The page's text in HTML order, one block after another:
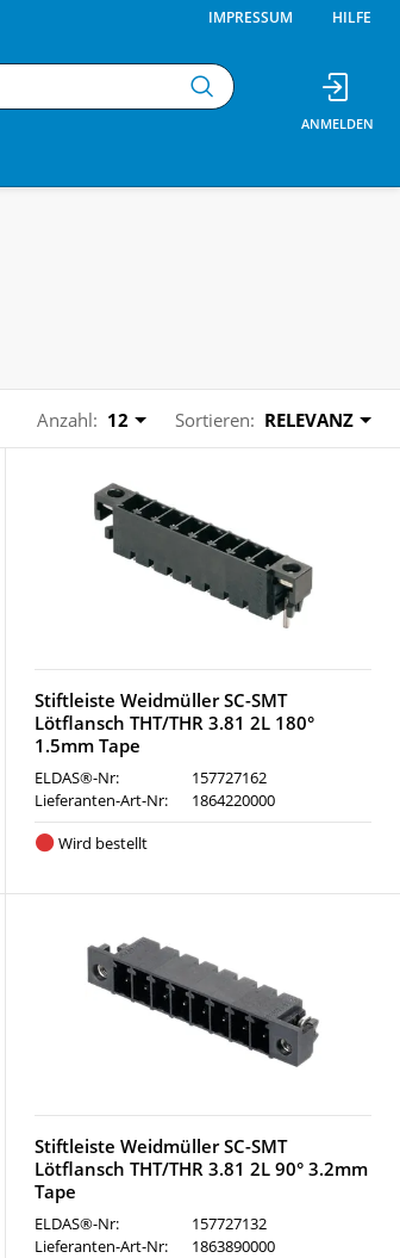
IMPRESSUM HILFE
Anzahl: 12 Sortieren: RELEVANZ
Stiftleiste Weidmüller SC-SMT
Lötflansch THT/THR 3.81 2L 180°
1.5mm Tape
ELDAS®-Nr:
157727162
Lieferanten-Art-Nr:
1864220000
Wird bestellt
Stiftleiste Weidmüller SC-SMT
Lötflansch THT/THR 3.81 2L 90° 3.2mm
Tape
ELDAS®-Nr:
157727132
Lieferanten-Art-Nr:
1863890000